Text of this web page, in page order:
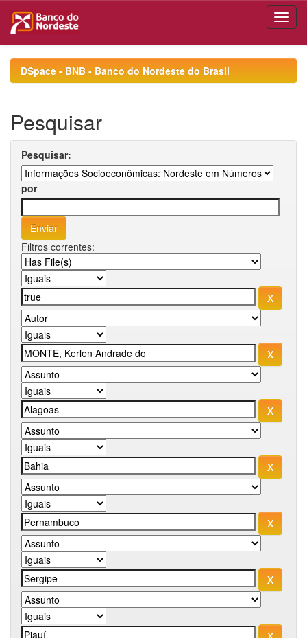
navigationDSpace - BNB - Banco do Nordeste do Brasil
Pesquisar
Pesquisar:
por
Filtros correntes: